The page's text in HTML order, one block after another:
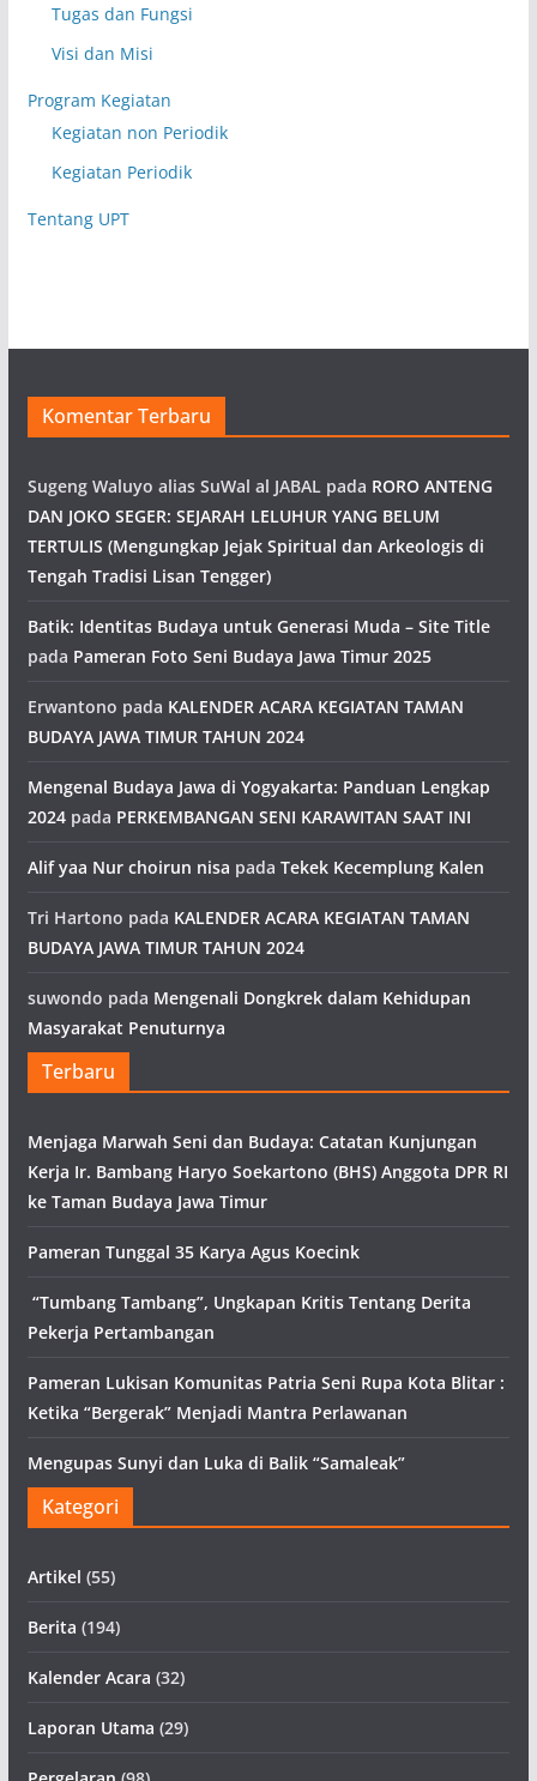
Tugas dan Fungsi
Visi dan Misi
Program Kegiatan
Kegiatan non Periodik
Kegiatan Periodik
Tentang UPT
Komentar Terbaru
Sugeng Waluyo alias SuWal al JABAL pada RORO ANTENG
DAN JOKO SEGER: SEJARAH LELUHUR YANG BELUM
TERTULIS (Mengungkap Jejak Spiritual dan Arkeologis di
Tengah Tradisi Lisan Tengger)
Batik: Identitas Budaya untuk Generasi Muda – Site Title
pada Pameran Foto Seni Budaya Jawa Timur 2025
Erwantono pada KALENDER ACARA KEGIATAN TAMAN
BUDAYA JAWA TIMUR TAHUN 2024
Mengenal Budaya Jawa di Yogyakarta: Panduan Lengkap
2024pada PERKEMBANGAN SENI KARAWITAN SAAT INI
Alif yaa Nur choirun nisa pada Tekek Kecemplung Kalen
Tri Hartono pada KALENDER ACARA KEGIATAN TAMAN
BUDAYA JAWA TIMUR TAHUN 2024
suwondo pada Mengenali Dongkrek dalam Kehidupan
Masyarakat Penuturnya
Terbaru
Menjaga Marwah Seni dan Budaya: Catatan Kunjungan
Kerja Ir. Bambang Haryo Soekartono (BHS) Anggota DPR RI
ke Taman Budaya Jawa Timur
Pameran Tunggal 35 Karya Agus Koecink
“Tumbang Tambang”, Ungkapan Kritis Tentang Derita
Pekerja Pertambangan
Pameran Lukisan Komunitas Patria Seni Rupa Kota Blitar :
Ketika “Bergerak” Menjadi Mantra Perlawanan
Mengupas Sunyi dan Luka di Balik “Samaleak”
Kategori
Artikel (55)
Berita (194)
Kalender Acara (32)
Laporan Utama (29)